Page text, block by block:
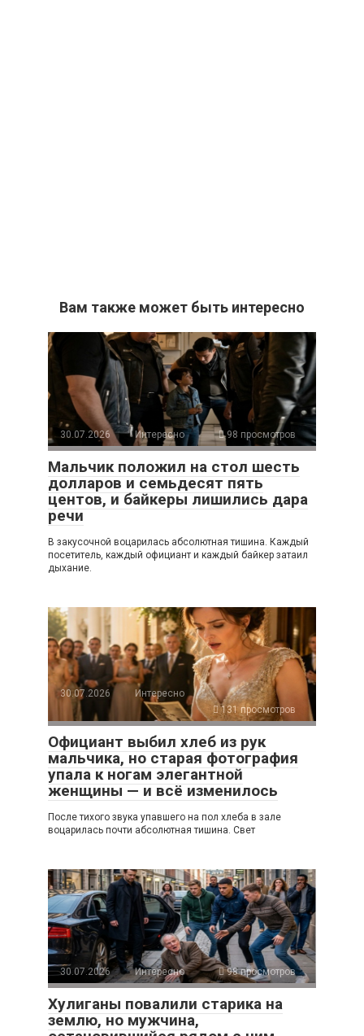
Вам также может быть интересно
30.07.2026 Интересно 98 просмотров
Мальчик положил на стол шесть
долларов и семьдесят пять
центов, и байкеры лишились дара
речи
В закусочной воцарилась абсолютная тишина. Каждый
посетитель, каждый официант и каждый байкер затаил
дыхание.
30.07.2026
Интересно
131 просмотров
Официант выбил хлеб из рук
мальчика, но старая фотография
упала к ногам элегантной
женщины — и всё изменилось
После тихого звука упавшего на пол хлеба в зале
воцарилась почти абсолютная тишина. Свет
30.07.2026 Интересно 98 просмотров
Хулиганы повалили старика на
землю, но мужчина,